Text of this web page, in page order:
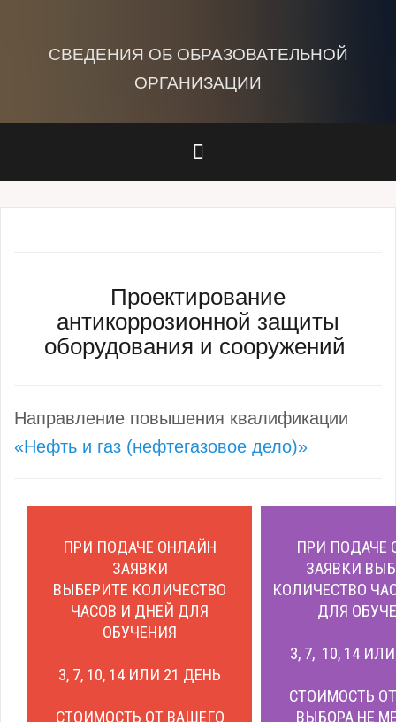
СВЕДЕНИЯ ОБ ОБРАЗОВАТЕЛЬНОЙ
ОРГАНИЗАЦИИ
Проектирование
антикоррозионной защиты
оборудования и сооружений
Направление повышения квалификации
«Нефть и газ (нефтегазовое дело)»
ПРИ ПОДАЧЕ ОНЛАЙН
ЗАЯВКИ
ВЫБЕРИТЕ КОЛИЧЕСТВО
ЧАСОВ И ДНЕЙ ДЛЯ
ОБУЧЕНИЯ
3, 7, 10, 14 ИЛИ 21 ДЕНЬ
СТОИМОСТЬ ОТ ВАШЕГО
ПРИ ПОДАЧЕ
ЗАЯВКИ
КОЛИЧЕСТВО
ДЛЯ
3, 7, 10, 14
СТОИМОСТЬ
ВЫБОРА НЕ